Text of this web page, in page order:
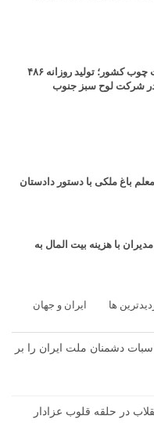
ثبت رکورد تازه در صنعت چوب کشور؛ تولید روزانه ۴۸۶
باغ ملکی با دستور دادستان
با هزینه بیت المال به
ها ایران و جهان
دشمنان ملت ایران را بر
در حلقه قلوب عزادار